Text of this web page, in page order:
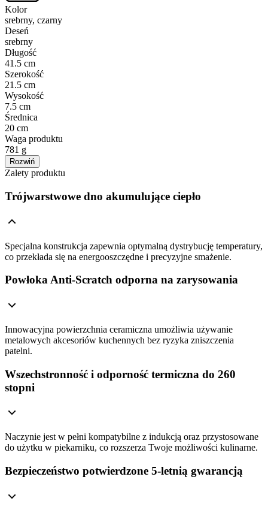
Kolor
srebrny, czarny
Deseń
srebrny
Długość
41.5 cm
Szerokość
21.5 cm
Wysokość
7.5 cm
Średnica
20 cm
Waga produktu
781 g
Rozwiń
Zalety produktu
Trójwarstwowe dno akumulujące ciepło
Specjalna konstrukcja zapewnia optymalną dystrybucję temperatury,
co przekłada się na energooszczędne i precyzyjne smażenie.
Powłoka Anti-Scratch odporna na zarysowania
Innowacyjna powierzchnia ceramiczna umożliwia używanie
metalowych akcesoriów kuchennych bez ryzyka zniszczenia
patelni.
Wszechstronność i odporność termiczna do 260
stopni
Naczynie jest w pełni kompatybilne z indukcją oraz przystosowane
do użytku w piekarniku, co rozszerza Twoje możliwości kulinarne.
Bezpieczeństwo potwierdzone 5-letnią gwarancją